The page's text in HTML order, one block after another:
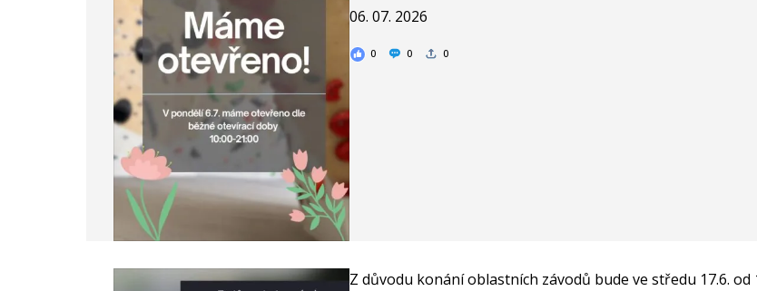
06. 07. 2026
0 0 0
Z důvodu konání oblastních závodů bude ve středu 17.6. od